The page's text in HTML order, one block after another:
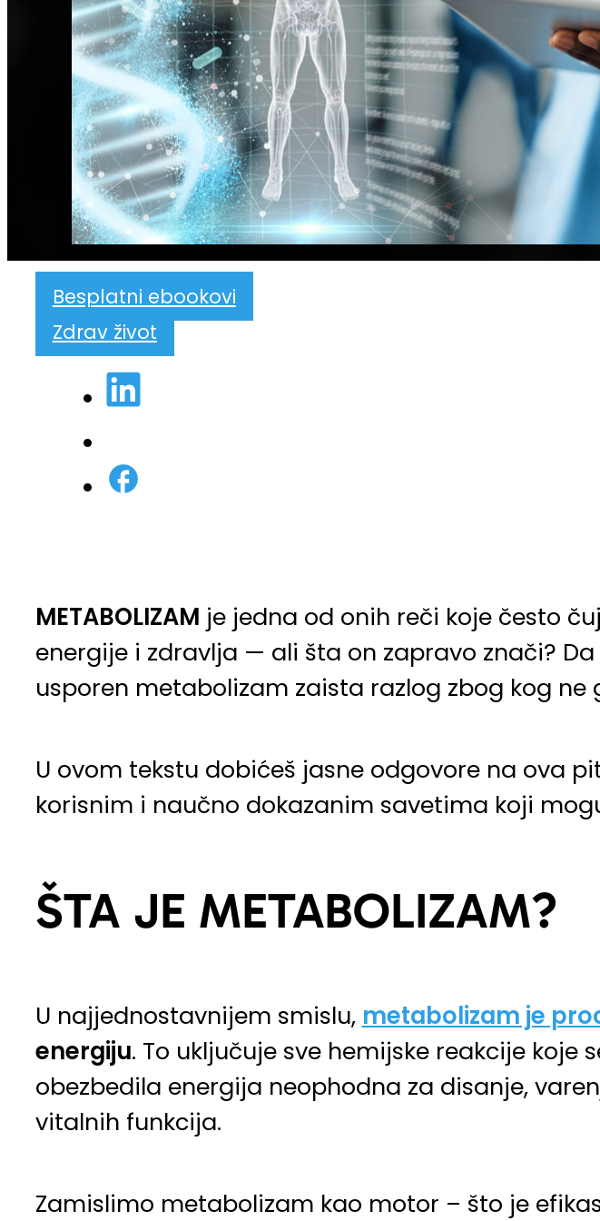
Besplatni ebookovi
Zdrav život
METABOLIZAM je jedna od onih reči koje često
energije i zdravlja — ali šta on zapravo znači?
usporen metabolizam zaista razlog zbog kog
U ovom tekstu dobićeš jasne odgovore na ova
korisnim i naučno dokazanim savetima koji
ŠTA JE METABOLIZAM?
U najjednostavnijem smislu, metabolizam je
energiju. To uključuje sve hemijske reakcije koje
obezbedila energija neophodna za disanje,
vitalnih funkcija.
Zamislimo metabolizam kao motor – što je